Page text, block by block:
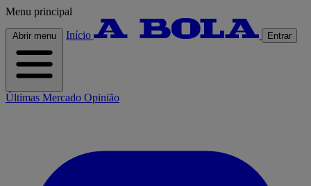
Menu principal
Abrir menu Início Entrar
Últimas Mercado Opinião